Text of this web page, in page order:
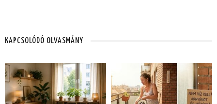
KAPCSOLÓDÓ OLVASMÁNY